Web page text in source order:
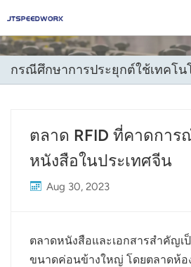
+86 -18681515767
กรณีศึกษาการประยุกต์ใช้เทคโน
ตลาด RFID ที่คาดการ
หนังสือในประเทศจีน
Aug 30, 2023
ตลาดหนังสือและเอกสารสำคัญ
ขนาดค่อนข้างใหญ่ โดยตลาดห้อ